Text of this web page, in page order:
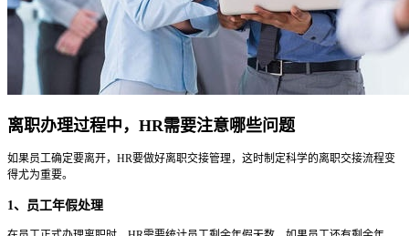
离职办理过程中，HR需要注意哪些问题
如果员工确定要离开，HR要做好离职交接管理，这时制定科学的离职交接流程变
得尤为重要。
1、员工年假处理